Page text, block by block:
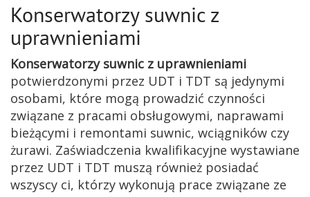
Konserwatorzy suwnic z
uprawnieniami
Konserwatorzy suwnic z uprawnieniami
potwierdzonymi przez UDT i TDT są jedynymi
osobami, które mogą prowadzić czynności
związane z pracami obsługowymi, naprawami
bieżącymi i remontami suwnic, wciągników czy
żurawi. Zaświadczenia kwalifikacyjne wystawiane
przez UDT i TDT muszą również posiadać
wszyscy ci, którzy wykonują prace związane ze